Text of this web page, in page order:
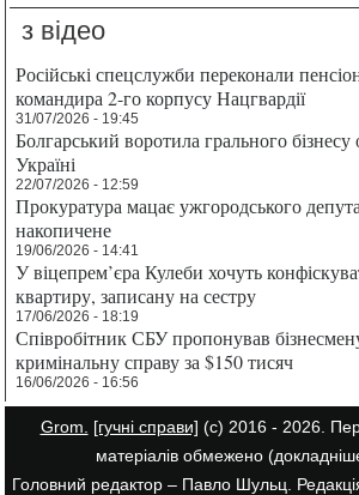
з відео
Російські спецслужби переконали
командира 2-го корпусу Нацгвардії
31/07/2026 - 19:45
Болгарський воротила грального бізнесу
Україні
22/07/2026 - 12:59
Прокуратура мацає ужгородського
накопичене
19/06/2026 - 14:41
У віцепрем’єра Кулеби хочуть
квартиру, записану на сестру
17/06/2026 - 18:19
Співробітник СБУ пропонував
кримінальну справу за $150 тисяч
16/06/2026 - 16:56
Grom. [гучні справи] (с) 2016 - 2026.
матеріалів обмежено
Головний редактор – Павло Шульц.